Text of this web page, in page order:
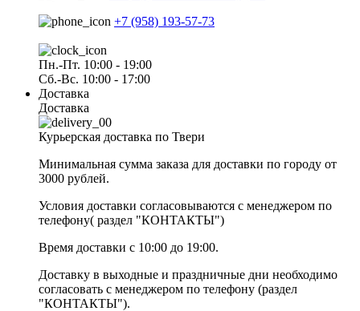
+7 (958) 193-57-73
Пн.-Пт. 10:00 - 19:00
Сб.-Вс. 10:00 - 17:00
Доставка
Доставка
Курьерская доставка по Твери
Минимальная сумма заказа для доставки по городу от
3000 рублей.
Условия доставки согласовываются с менеджером по
телефону( раздел "КОНТАКТЫ")
Время доставки с 10:00 до 19:00.
Доставку в выходные и праздничные дни необходимо
согласовать с менеджером по телефону (раздел
"КОНТАКТЫ").